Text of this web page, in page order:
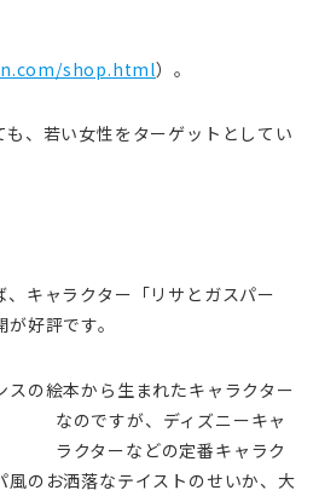
shop.html）。
、若い女性をターゲットとしてい
キャラクター「リサとガスパー
好評です。
スの絵本から生まれたキャラクター
なのですが、ディズニーキャ
ラクターなどの定番キャラク
風のお洒落なテイストのせいか、大